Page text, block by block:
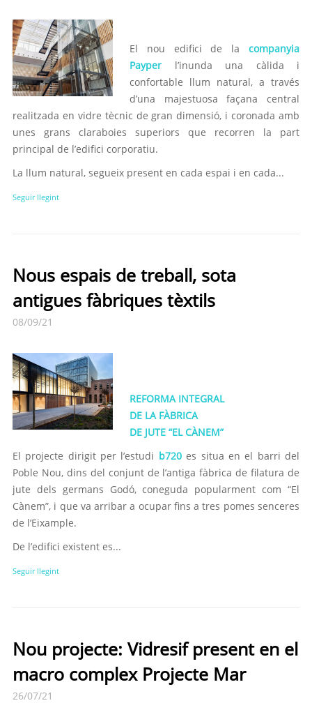
El nou edifici de la companyia
Payper l’inunda una càlida i
confortable llum natural, a través
d’una majestuosa façana central
realitzada en vidre tècnic de gran dimensió, i coronada amb
unes grans claraboies superiors que recorren la part
principal de l’edifici corporatiu.
La llum natural, segueix present en cada espai i en cada...
Seguir llegint
Nous espais de treball, sota
antigues fàbriques tèxtils
08/09/21
REFORMA INTEGRAL
DE LA FÀBRICA
DE JUTE “EL CÀNEM”
El projecte dirigit per l’estudi b720es situa en el barri del
Poble Nou, dins del conjunt de l’antiga fàbrica de filatura de
jute dels germans Godó, coneguda popularment com “El
Cànem”, i que va arribar a ocupar fins a tres pomes senceres
de l’Eixample.
De l’edifici existent es...
Seguir llegint
Nou projecte: Vidresif present en el
macro complex Projecte Mar
26/07/21